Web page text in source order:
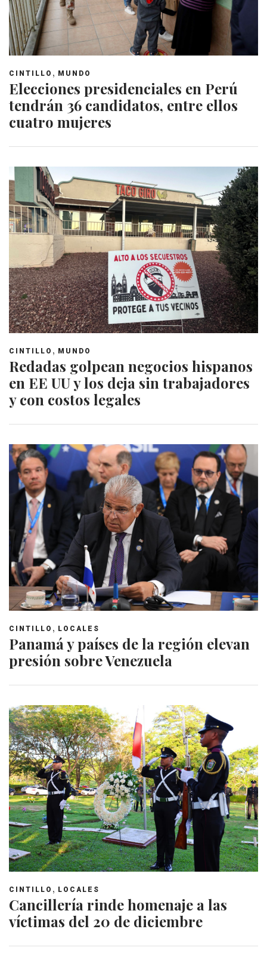
CINTILLO , MUNDO
Elecciones presidenciales en Perú
tendrán 36 candidatos, entre ellos
cuatro mujeres
CINTILLO , MUNDO
Redadas golpean negocios hispanos
en EE UU y los deja sin trabajadores
y con costos legales
CINTILLO , LOCALES
Panamá y países de la región elevan
presión sobre Venezuela
CINTILLO , LOCALES
Cancillería rinde homenaje a las
víctimas del 20 de diciembre